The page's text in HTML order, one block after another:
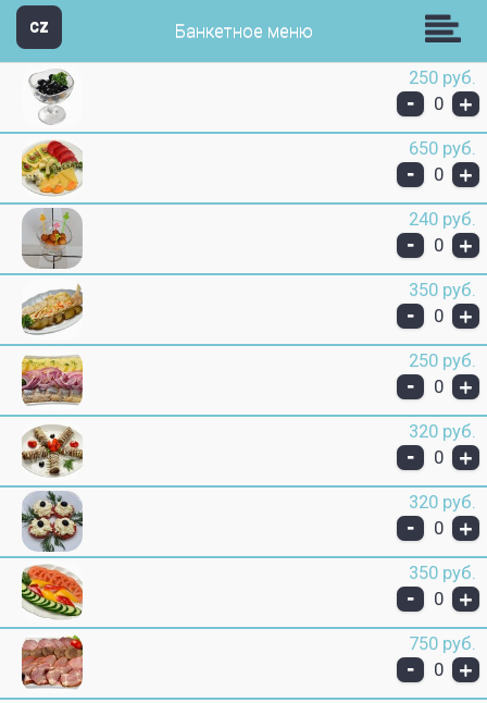
CZ Пицц-н-Ролл
Банкетное меню
250 руб.
- 0 +
650 руб.
- 0 +
240 руб.
- 0 +
350 руб.
- 0 +
250 руб.
- 0 +
320 руб.
- 0 +
320 руб.
- 0 +
350 руб.
- 0 +
750 руб.
- 0 +